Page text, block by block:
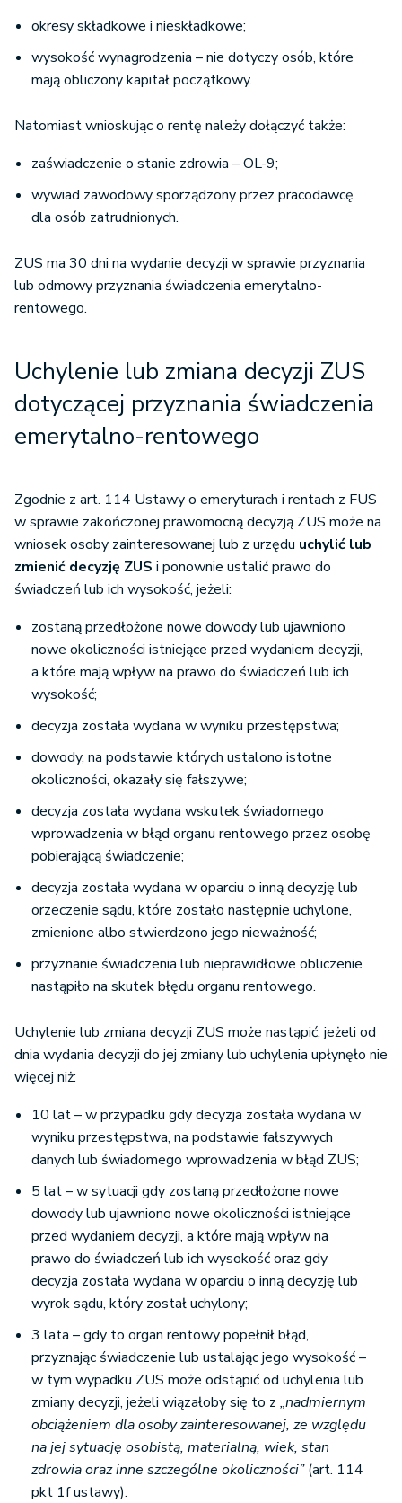
okresy składkowe i nieskładkowe;
wysokość wynagrodzenia – nie dotyczy osób, które
mają obliczony kapitał początkowy.
Natomiast wnioskując o rentę należy dołączyć także:
zaświadczenie o stanie zdrowia – OL-9;
wywiad zawodowy sporządzony przez pracodawcę
dla osób zatrudnionych.
ZUS ma 30 dni na wydanie decyzji w sprawie przyznania
lub odmowy przyznania świadczenia emerytalno-
rentowego.
Uchylenie lub zmiana decyzji ZUS
dotyczącej przyznania świadczenia
emerytalno-rentowego
Zgodnie z art. 114 Ustawy o emeryturach i rentach z FUS
w sprawie zakończonej prawomocną decyzją ZUS może na
wniosek osoby zainteresowanej lub z urzędu uchylić lub
zmienić decyzję ZUS i ponownie ustalić prawo do
świadczeń lub ich wysokość, jeżeli:
zostaną przedłożone nowe dowody lub ujawniono
nowe okoliczności istniejące przed wydaniem decyzji,
a które mają wpływ na prawo do świadczeń lub ich
wysokość;
decyzja została wydana w wyniku przestępstwa;
dowody, na podstawie których ustalono istotne
okoliczności, okazały się fałszywe;
decyzja została wydana wskutek świadomego
wprowadzenia w błąd organu rentowego przez osobę
pobierającą świadczenie;
decyzja została wydana w oparciu o inną decyzję lub
orzeczenie sądu, które zostało następnie uchylone,
zmienione albo stwierdzono jego nieważność;
przyznanie świadczenia lub nieprawidłowe obliczenie
nastąpiło na skutek błędu organu rentowego.
Uchylenie lub zmiana decyzji ZUS może nastąpić, jeżeli od
dnia wydania decyzji do jej zmiany lub uchylenia upłynęło nie
więcej niż:
10 lat – w przypadku gdy decyzja została wydana w
wyniku przestępstwa, na podstawie fałszywych
danych lub świadomego wprowadzenia w błąd ZUS;
5 lat – w sytuacji gdy zostaną przedłożone nowe
dowody lub ujawniono nowe okoliczności istniejące
przed wydaniem decyzji, a które mają wpływ na
prawo do świadczeń lub ich wysokość oraz gdy
decyzja została wydana w oparciu o inną decyzję lub
wyrok sądu, który został uchylony;
3 lata – gdy to organ rentowy popełnił błąd,
przyznając świadczenie lub ustalając jego wysokość –
w tym wypadku ZUS może odstąpić od uchylenia lub
zmiany decyzji, jeżeli wiązałoby się to z „nadmiernym
obciążeniem dla osoby zainteresowanej, ze względu
na jej sytuację osobistą, materialną, wiek, stan
zdrowia oraz inne szczególne okoliczności”(art. 114
pkt 1f ustawy).